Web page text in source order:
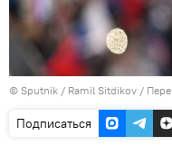
© Sputnik / Ramil Sitdikov /
Подписаться